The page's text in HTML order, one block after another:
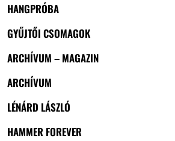
HANGPRÓBA
GYŰJTŐI CSOMAGOK
ARCHÍVUM – MAGAZIN
ARCHÍVUM
LÉNÁRD LÁSZLÓ
HAMMER FOREVER